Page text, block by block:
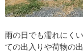
雨の日でも濡れにく
ての出入りや荷物の